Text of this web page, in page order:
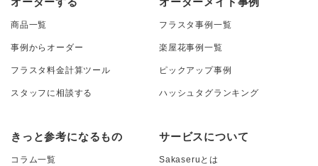
商品一覧
事例からオーダー
フラスタ料金計算ツール
スタッフに相談する
フラスタ事例一覧
楽屋花事例一覧
ピックアップ事例
ハッシュタグランキング
きっと参考になるもの
コラム一覧
サービスについて
Sakaseruとは